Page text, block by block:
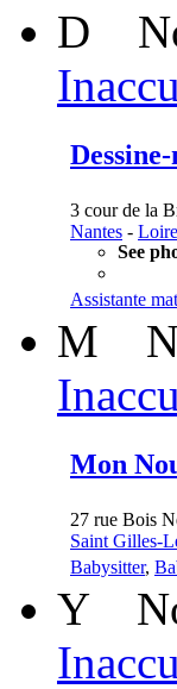
D
3 cour de la
Nantes -
See
Assistante
M
Mon
27 rue Bois
Saint Gilles-
Babysitter,
Y